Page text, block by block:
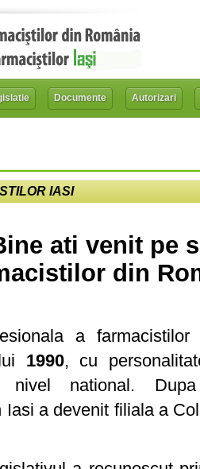
Documente Autorizari
IASI
ati venit pe
din
a
1990, cu
nivel national.
Iasi a devenit filiala a